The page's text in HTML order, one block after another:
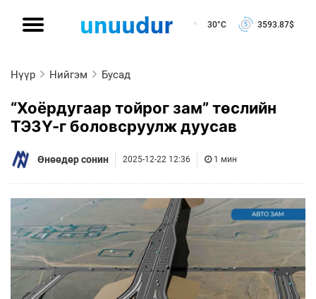
30°C 3593.87$
Нүүр Нийгэм Бусад
“Хоёрдугаар тойрог зам” төслийн
ТЭЗҮ-г боловсруулж дуусав
Өнөөдөр сонин 2025-12-22 12:36 1 мин